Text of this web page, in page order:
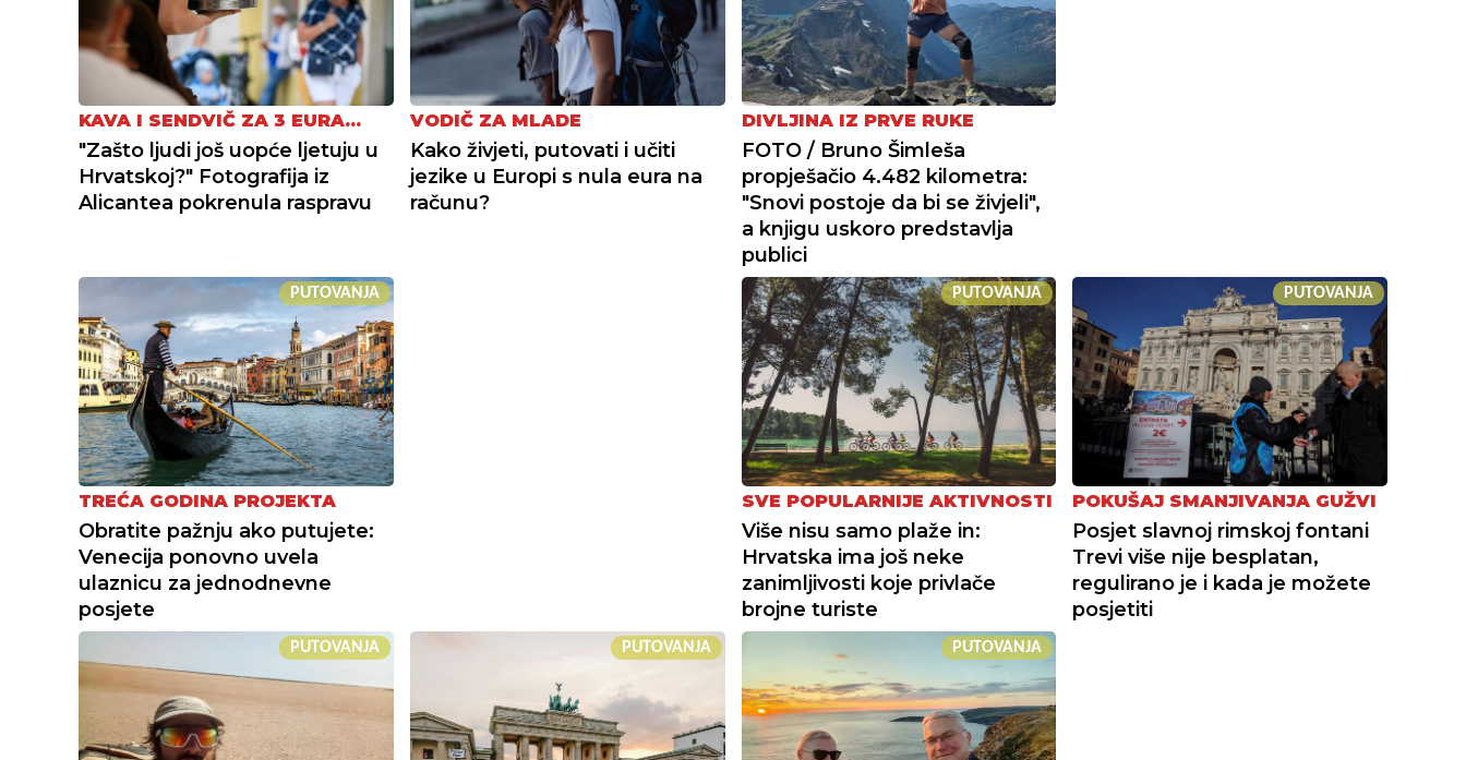
KAVA I SENDVIČ ZA 3 EURA...
"Zašto ljudi još uopće ljetuju u
Hrvatskoj?" Fotografija iz
Alicantea pokrenula raspravu
VODIČ ZA MLADE
Kako živjeti, putovati i učiti
jezike u Europi s nula eura na
računu?
DIVLJINA IZ PRVE RUKE
FOTO / Bruno Šimleša
propješačio 4.482 kilometra:
"Snovi postoje da bi se živjeli",
a knjigu uskoro predstavlja
publici
PUTOVANJA
TREĆA GODINA PROJEKTA
Obratite pažnju ako putujete:
Venecija ponovno uvela
ulaznicu za jednodnevne
posjete
PUTOVANJA
SVE POPULARNIJE AKTIVNOSTI
Više nisu samo plaže in:
Hrvatska ima još neke
zanimljivosti koje privlače
brojne turiste
PUTOVANJA
POKUŠAJ SMANJIVANJA GUŽVI
Posjet slavnoj rimskoj fontani
Trevi više nije besplatan,
regulirano je i kada je možete
posjetiti
PUTOVANJA PUTOVANJA PUTOVANJA